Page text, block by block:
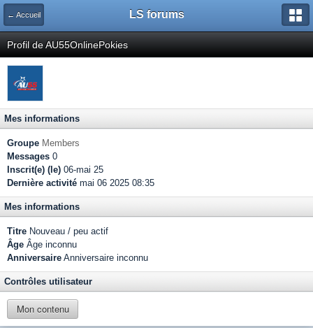
← Accueil LS forums
Profil de AU55OnlinePokies
Mes informations
Groupe Members
Messages 0
Inscrit(e) (le) 06-mai 25
Dernière activité mai 06 2025 08:35
Mes informations
Titre Nouveau / peu actif
Âge Âge inconnu
Anniversaire Anniversaire inconnu
Contrôles utilisateur
Mon contenu